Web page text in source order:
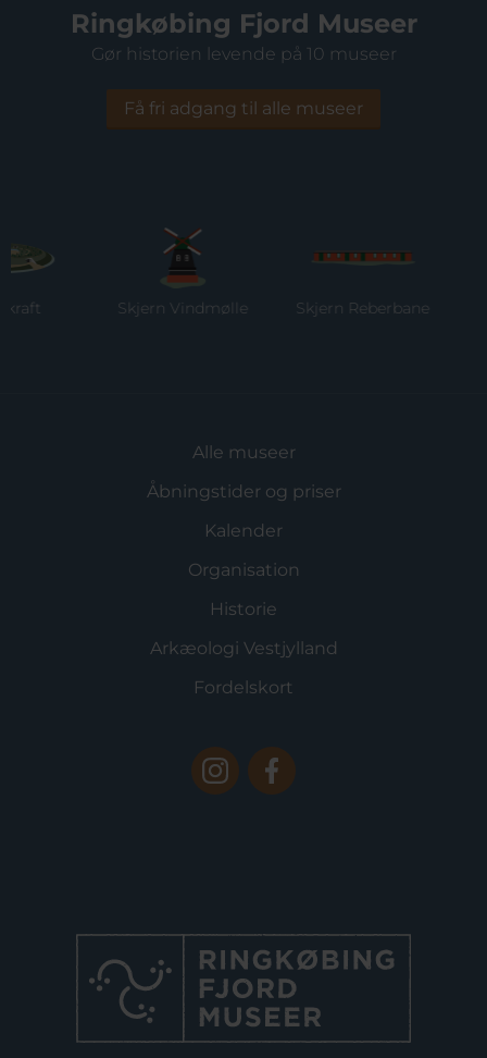
Ringkøbing Fjord Museer
Gør historien levende på 10 museer
Få fri adgang til alle museer
Skjern Vindmølle Skjern Reberbane
Alle museer
Åbningstider og priser
Kalender
Organisation
Historie
Arkæologi Vestjylland
Fordelskort